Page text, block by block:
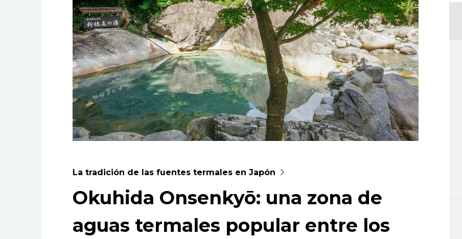
La tradición de las fuentes termales en Japón
Okuhida Onsenkyō: una zona de
aguas termales popular entre los